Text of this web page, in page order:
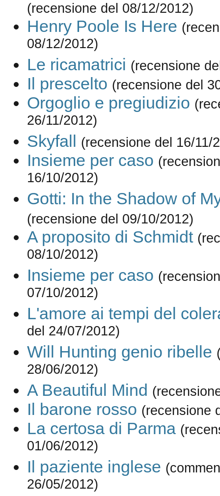
(recensione del 08/12/2012)
Henry Poole Is Here
08/12/2012)
Le ricamatrici (recensione
Il prescelto (recensione del
Orgoglio e pregiudizio
26/11/2012)
Skyfall
(recensione del 16/11/
Insieme per caso
16/10/2012)
Gotti: In the Shadow of
(recensione del 09/10/2012)
A proposito di Schmidt
08/10/2012)
Insieme per caso
07/10/2012)
L'amore ai tempi del
del 24/07/2012)
Will Hunting genio ribelle
28/06/2012)
A Beautiful Mind
Il barone rosso (recensione
La certosa di Parma
01/06/2012)
Il paziente inglese
26/05/2012)